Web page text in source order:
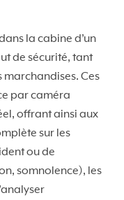
la cabine d’un
de sécurité, tant
marchandises. Ces
par caméra
offrant ainsi aux
sur les
ou de
somnolence), les